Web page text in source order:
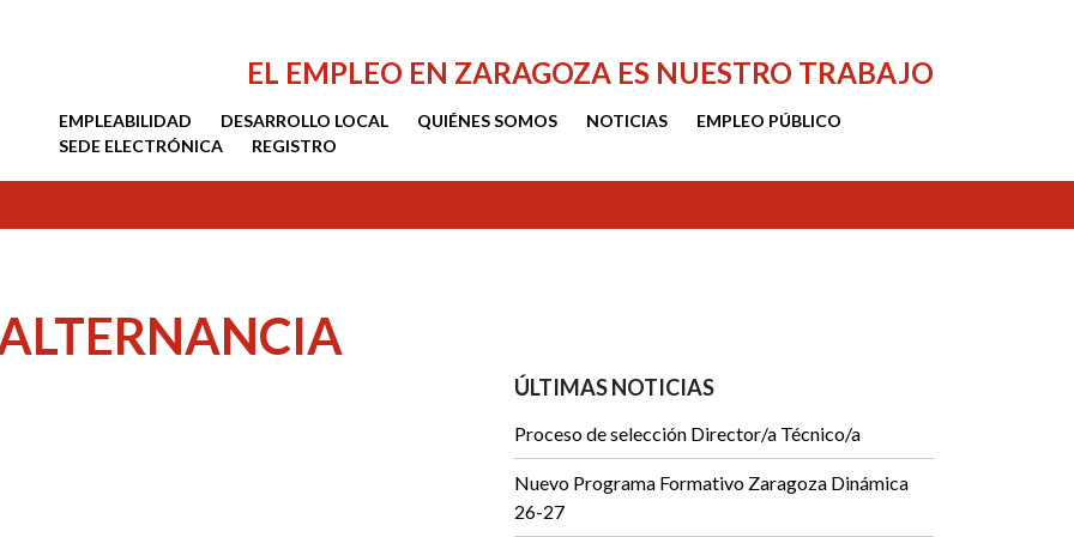
EL EMPLEO EN ZARAGOZA ES NUESTRO TRABAJO
EMPLEABILIDAD DESARROLLO LOCAL QUIÉNES SOMOS NOTICIAS
EMPLEO PÚBLICO
SEDE ELECTRÓNICA
REGISTRO
ÚLTIMAS NOTICIAS
Proceso de selección Director/a Técnico/a
Nuevo Programa Formativo Zaragoza Dinámica
26-27